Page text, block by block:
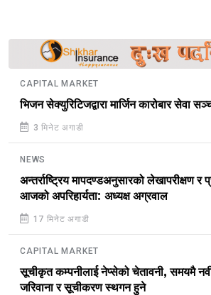
CAPITAL MARKET
भिजन सेक्युरिटिजद्वारा मार्जिन कारोबार सेवा
3 मिनेट अगाडी
NEWS
अन्तर्राष्ट्रिय मापदण्डअनुसारको लेखापरीक्षण र
आजको अपरिहार्यता: अध्यक्ष अग्रवाल
17 मिनेट अगाडी
CAPITAL MARKET
सूचीकृत कम्पनीलाई नेप्सेको चेतावनी, समयमै
जरिवाना र सूचीकरण स्थगन हुने